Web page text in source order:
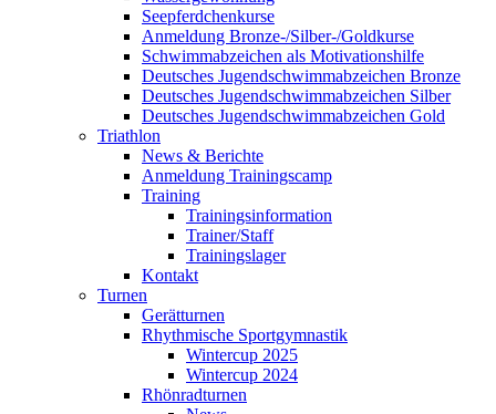
Seepferdchenkurse
Anmeldung Bronze-/Silber-/Goldkurse
Schwimmabzeichen als Motivationshilfe
Deutsches Jugendschwimmabzeichen Bronze
Deutsches Jugendschwimmabzeichen Silber
Deutsches Jugendschwimmabzeichen Gold
Triathlon
News & Berichte
Anmeldung Trainingscamp
Training
Trainingsinformation
Trainer/Staff
Trainingslager
Kontakt
Turnen
Gerätturnen
Rhythmische Sportgymnastik
Wintercup 2025
Wintercup 2024
Rhönradturnen